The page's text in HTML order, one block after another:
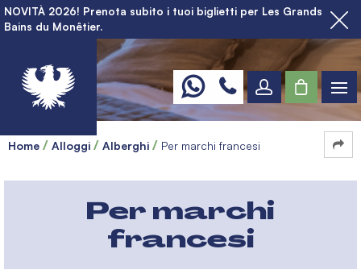
NOVITÀ 2026! Prenota subito i tuoi biglietti per Les Grands
Bains du Monêtier.
Home Alloggi Alberghi Per marchi francesi
Per marchi
francesi